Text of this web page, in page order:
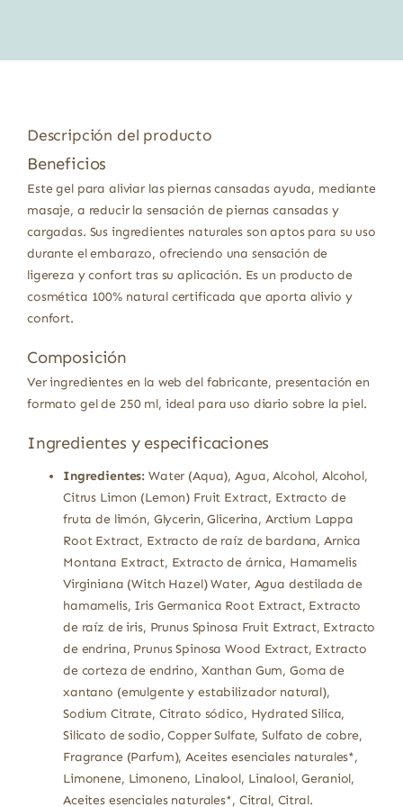
Descripción del producto
Beneficios
Este gel para aliviar las piernas cansadas ayuda, mediante
masaje, a reducir la sensación de piernas cansadas y
cargadas. Sus ingredientes naturales son aptos para su uso
durante el embarazo, ofreciendo una sensación de
ligereza y confort tras su aplicación. Es un producto de
cosmética 100% natural certificada que aporta alivio y
confort.
Composición
Ver ingredientes en la web del fabricante, presentación en
formato gel de 250 ml, ideal para uso diario sobre la piel.
Ingredientes y especificaciones
Ingredientes: Water (Aqua), Agua, Alcohol, Alcohol,
Citrus Limon (Lemon) Fruit Extract, Extracto de
fruta de limón, Glycerin, Glicerina, Arctium Lappa
Root Extract, Extracto de raíz de bardana, Arnica
Montana Extract, Extracto de árnica, Hamamelis
Virginiana (Witch Hazel) Water, Agua destilada de
hamamelis, Iris Germanica Root Extract, Extracto
de raíz de iris, Prunus Spinosa Fruit Extract, Extracto
de endrina, Prunus Spinosa Wood Extract, Extracto
de corteza de endrino, Xanthan Gum, Goma de
xantano (emulgente y estabilizador natural),
Sodium Citrate, Citrato sódico, Hydrated Silica,
Silicato de sodio, Copper Sulfate, Sulfato de cobre,
Fragrance (Parfum), Aceites esenciales naturales*,
Limonene, Limoneno, Linalool, Linalool, Geraniol,
Aceites esenciales naturales*, Citral, Citral.